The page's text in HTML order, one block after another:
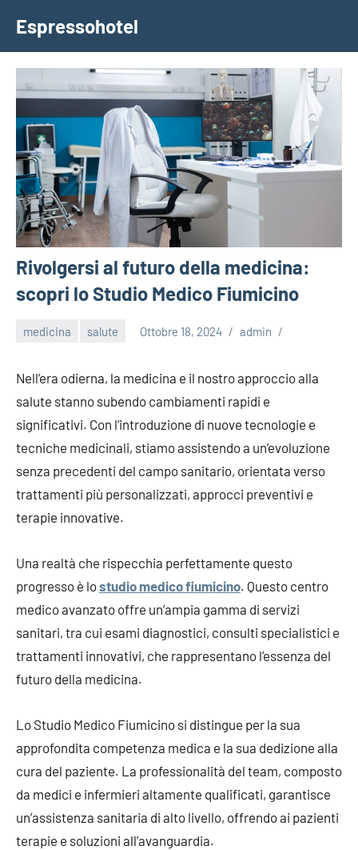
contenuto
Espressohotel
Dove
le
Trovano
Rivolgersi al futuro della medicina:
scopri lo Studio Medico Fiumicino
medicina salute Ottobre 18, 2024 admin
Nell’era odierna, la medicina e il nostro approccio alla
salute stanno subendo cambiamenti rapidi e
significativi. Con l’introduzione di nuove tecnologie e
tecniche medicinali, stiamo assistendo a un’evoluzione
senza precedenti del campo sanitario, orientata verso
trattamenti più personalizzati, approcci preventivi e
terapie innovative.
Una realtà che rispecchia perfettamente questo
progresso è lostudio medico fiumicino. Questo centro
medico avanzato offre un’ampia gamma di servizi
sanitari, tra cui esami diagnostici, consulti specialistici e
trattamenti innovativi, che rappresentano l’essenza del
futuro della medicina.
Lo Studio Medico Fiumicino si distingue per la sua
approfondita competenza medica e la sua dedizione alla
cura del paziente. La professionalità del team, composto
da medici e infermieri altamente qualificati, garantisce
un’assistenza sanitaria di alto livello, offrendo ai pazienti
terapie e soluzioni all’avanguardia.